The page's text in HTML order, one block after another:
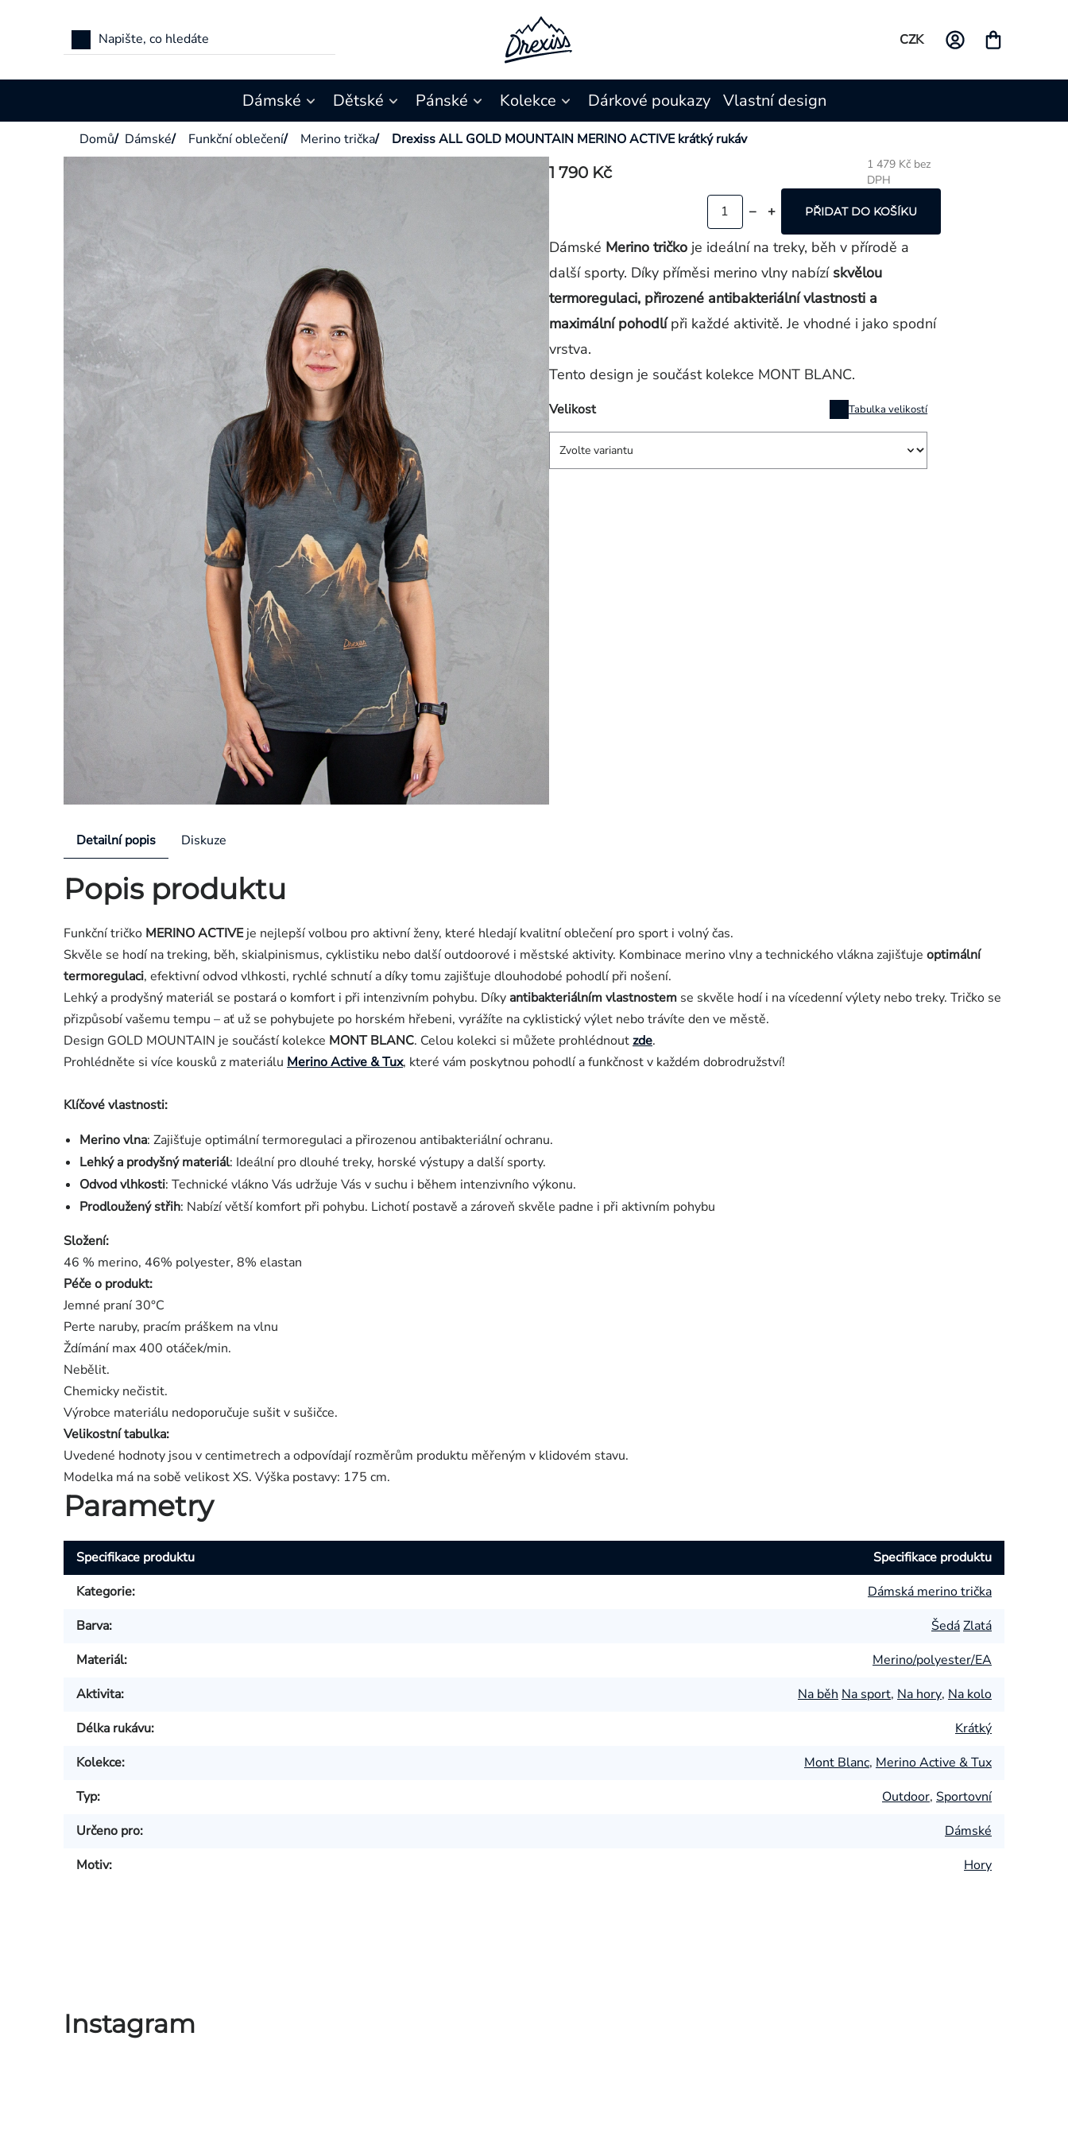
CZK
Dámské Dětské Pánské Kolekce Dárkové poukazy Vlastní design
Domů/ Dámské/ Funkční oblečení/ Merino trička/ Drexiss ALL GOLD MOUNTAIN MERINO ACTIVE krátký rukáv
1 790 Kč
1 479 Kč bez
DPH
Velikost Tabulka velikostí
PŘIDAT DO KOŠÍKU
Dámské Merino tričko je ideální na treky, běh v přírodě a
další sporty. Díky příměsi merino vlny nabízí skvělou
termoregulaci, přirozené antibakteriální vlastnosti a
maximální pohodlípři každé aktivitě. Je vhodné i jako spodní
vrstva.
Tento design je součást kolekce MONT BLANC.
Detailní popis Diskuze
Popis produktu
Funkční tričko MERINO ACTIVEje nejlepší volbou pro aktivní ženy, které hledají kvalitní oblečení pro sport i volný čas.
Skvěle se hodí na treking, běh, skialpinismus, cyklistiku nebo další outdoorové i městské aktivity. Kombinace merino vlny a technického vlákna zajišťuje optimální
termoregulaci, efektivní odvod vlhkosti, rychlé schnutí a díky tomu zajišťuje dlouhodobé pohodlí při nošení.
Lehký a prodyšný materiál se postará o komfort i při intenzivním pohybu. Díky antibakteriálním vlastnostem se skvěle hodí i na vícedenní výlety nebo treky. Tričko se
přizpůsobí vašemu tempu – ať už se pohybujete po horském hřebeni, vyrážíte na cyklistický výlet nebo trávíte den ve městě.
Design GOLD MOUNTAIN je součástí kolekce MONT BLANC. Celou kolekci si můžete prohlédnoutzde.
Prohlédněte si více kousků z materiálu Merino Active & Tux, které vám poskytnou pohodlí a funkčnost v každém dobrodružství!
Klíčové vlastnosti:
Merino vlna: Zajišťuje optimální termoregulaci a přirozenou antibakteriální ochranu.
Lehký a prodyšný materiál: Ideální pro dlouhé treky, horské výstupy a další sporty.
Odvod vlhkosti: Technické vlákno Vás udržuje Vás v suchu i během intenzivního výkonu.
Prodloužený střih: Nabízí větší komfort při pohybu. Lichotí postavě a zároveň skvěle padne i při aktivním pohybu
Složení:
46 % merino, 46% polyester, 8% elastan
Péče o produkt:
Jemné praní 30°C
Perte naruby, pracím práškem na vlnu
Ždímání max 400 otáček/min.
Nebělit.
Chemicky nečistit.
Výrobce materiálu nedoporučuje sušit v sušičce.
Velikostní tabulka:
Uvedené hodnoty jsou v centimetrech a odpovídají rozměrům produktu měřeným v klidovém stavu.
Modelka má na sobě velikost XS. Výška postavy: 175 cm.
Parametry
Specifikace produktu
Specifikace produktu
Kategorie:
Dámská merino trička
Barva: ŠedáZlatá
Materiál:
Merino/polyester/EA
Aktivita: Na běh Na sport, Na hory, Na kolo
Délka rukávu:
Krátký
Kolekce: Mont Blanc, Merino Active & Tux
Typ: Outdoor, Sportovní
Určeno pro:
Dámské
Motiv: Hory
Instagram